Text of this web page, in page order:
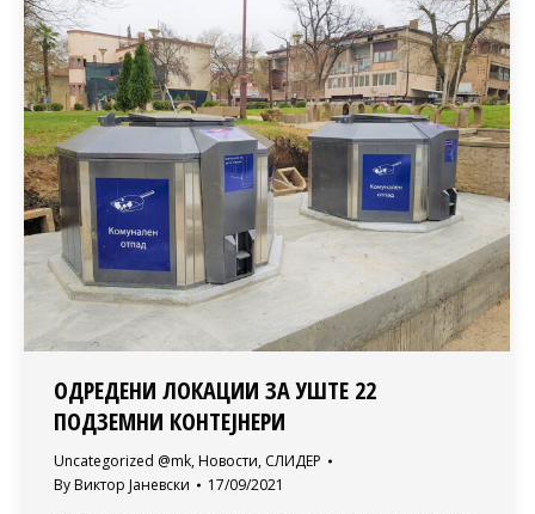
ОДРЕДЕНИ ЛОКАЦИИ ЗА УШТЕ 22
ПОДЗЕМНИ КОНТЕЈНЕРИ
Uncategorized @mk, Новости, СЛИДЕР
By Виктор Јаневски 17/09/2021